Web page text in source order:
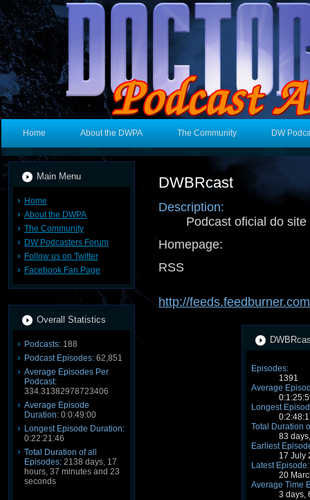
Home About the DWPA The Community DW
Main Menu
Home
About the DWPA
The Community
DW Podcasters Forum
Follow us on Twitter
Facebook Fan Page
Overall Statistics
Podcasts: 188
Podcast Episodes: 62,851
Average Episodes Per
Podcast:
334.31382978723406
Average Episode
Duration: 0:0:49:00
Longest Episode Duration:
0:22:21:46
Total Duration of all
Episodes: 2138 days, 17
hours, 37 minutes and 23
seconds
DWBRcast
Description:
Podcast oficial do
Homepage:
RSS
http://
Episodes:
1391
Average
Longest
Total Duration
83
Earliest
17 July
Latest Episode:
20
Average Time
3 days,